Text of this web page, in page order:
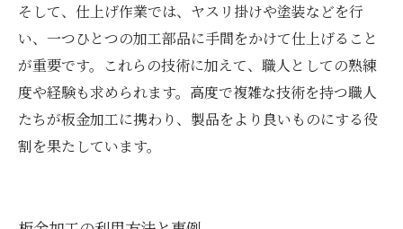
そして、仕上げ作業では、ヤスリ掛けや塗装などを行
い、一つひとつの加工部品に手間をかけて仕上げること
が重要です。これらの技術に加えて、職人としての熟練
度や経験も求められます。高度で複雑な技術を持つ職人
たちが板金加工に携わり、製品をより良いものにする役
割を果たしています。